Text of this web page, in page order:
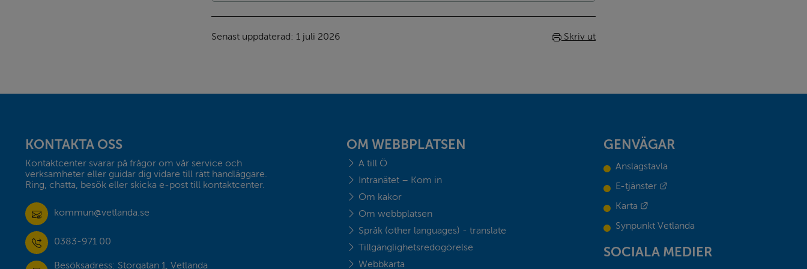
Senast uppdaterad: 1 juli 2026 Skriv ut
KONTAKTA OSS
Kontaktcenter svarar på frågor om vår service och
verksamheter eller guidar dig vidare till rätt handläggare.
Ring, chatta, besök eller skicka e-post till kontaktcenter.
kommun@vetlanda.se
0383-971 00
Besöksadress: Storgatan 1, Vetlanda
OM WEBBPLATSEN
A till Ö
Intranätet – Kom in
Om kakor
Om webbplatsen
Språk (other languages) - translate
Tillgänglighetsredogörelse
Webbkarta
GENVÄGAR
Anslagstavla
E-tjänster
Länk till annan webbplats.
Karta
Länk till annan webbplats.
Synpunkt Vetlanda
SOCIALA MEDIER